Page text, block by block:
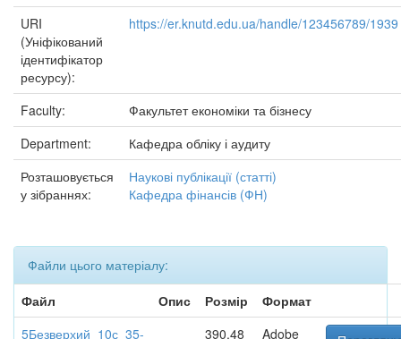
URI
(Уніфікований
ідентифікатор
ресурсу):
https://er.knutd.edu.ua/handle/123456789/1939
Faculty:
Факультет економіки та бізнесу
Department:
Кафедра обліку і аудиту
Розташовується
у зібраннях:
Наукові публікації (статті)
Кафедра фінансів (ФН)
Файли цього матеріалу:
Файл
Опис Розмір
Формат
5Безверхий_10с_35-
390,48
Adobe